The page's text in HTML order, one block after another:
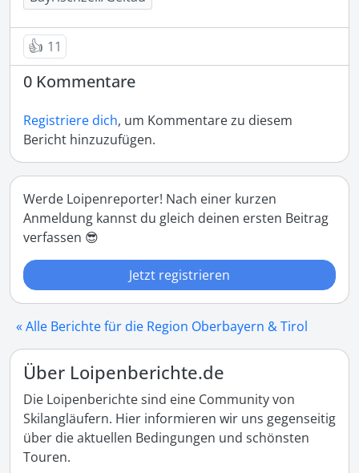
👍 11
0 Kommentare
Registriere dich, um Kommentare zu diesem
Bericht hinzuzufügen.
Werde Loipenreporter! Nach einer kurzen
Anmeldung kannst du gleich deinen ersten Beitrag
verfassen 😎
Jetzt registrieren
« Alle Berichte für die Region Oberbayern & Tirol
Über Loipenberichte.de
Die Loipenberichte sind eine Community von
Skilangläufern. Hier informieren wir uns gegenseitig
über die aktuellen Bedingungen und schönsten
Touren.